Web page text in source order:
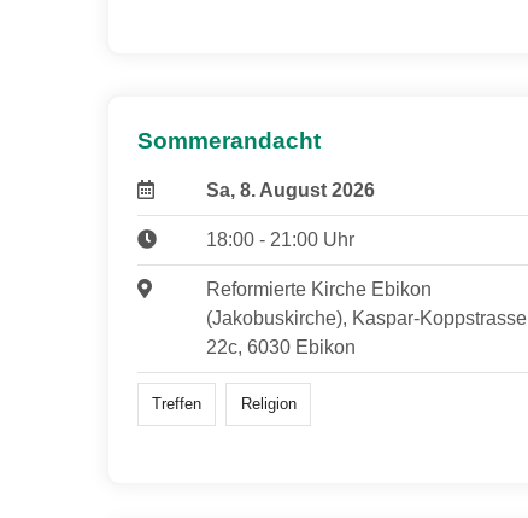
Sommerandacht
Sa, 8. August 2026
18:00 - 21:00 Uhr
Reformierte Kirche Ebikon
(Jakobuskirche), Kaspar-Koppstrasse
22c, 6030 Ebikon
Treffen Religion